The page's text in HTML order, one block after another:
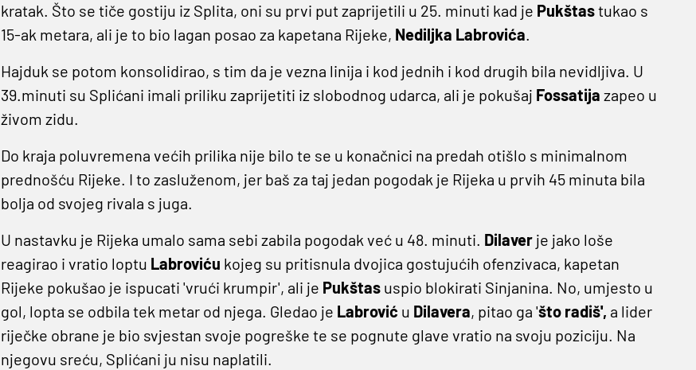
kratak. Što se tiče gostiju iz Splita, oni su prvi put zaprijetili u 25. minuti kad je Pukštastukao s
15-ak metara, ali je to bio lagan posao za kapetana Rijeke, Nediljka Labrovića.
Hajduk se potom konsolidirao, s tim da je vezna linija i kod jednih i kod drugih bila nevidljiva. U
39.minuti su Splićani imali priliku zaprijetiti iz slobodnog udarca, ali je pokušaj Fossatija zapeo u
živom zidu.
Do kraja poluvremena većih prilika nije bilo te se u konačnici na predah otišlo s minimalnom
prednošću Rijeke. I to zasluženom, jer baš za taj jedan pogodak je Rijeka u prvih 45 minuta bila
bolja od svojeg rivala s juga.
U nastavku je Rijeka umalo sama sebi zabila pogodak već u 48. minuti. Dilaver je jako loše
reagirao i vratio loptu Labroviću kojeg su pritisnula dvojica gostujućih ofenzivaca, kapetan
Rijeke pokušao je ispucati 'vrući krumpir', ali je Pukštas uspio blokirati Sinjanina. No, umjesto u
gol, lopta se odbila tek metar od njega. Gledao je Labrović u Dilavera, pitao ga 'što radiš', a lider
riječke obrane je bio svjestan svoje pogreške te se pognute glave vratio na svoju poziciju. Na
njegovu sreću, Splićani ju nisu naplatili.